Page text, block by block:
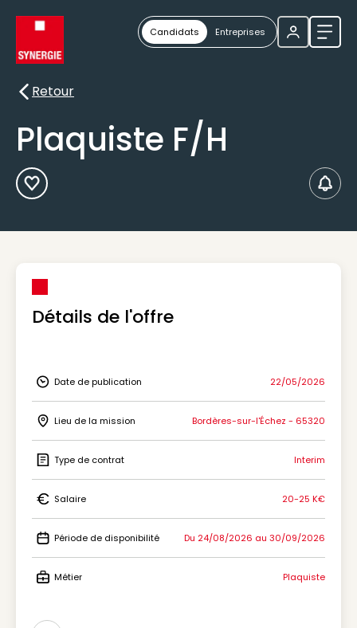
Candidats Entreprises
Retour
Retour
Plaquiste F/H
Ajouter aux Favoris
Détails de l'offre
Icon Date de publication
Date de publication 22/05/2026
Icon Lieu de la mission
Lieu de la mission Bordères-sur-l'Échez - 65320
Icon Type de contrat
Type de contrat Interim
Icon Salaire
Salaire 20-25 K€
Icon Période de disponibilité
Période de disponibilité Du 24/08/2026 au 30/09/2026
Métier Plaquiste